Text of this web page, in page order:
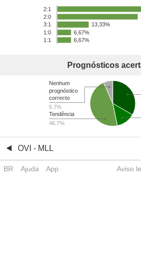
2:1
2:0
3:1
1:0
1:1
13,33%
6,67%
6,67%
Prognósticos
Tendência
46.7%
Nenhum
prognóstico
correcto
6.7%
OVI - MLL
BR Ajuda App Aviso